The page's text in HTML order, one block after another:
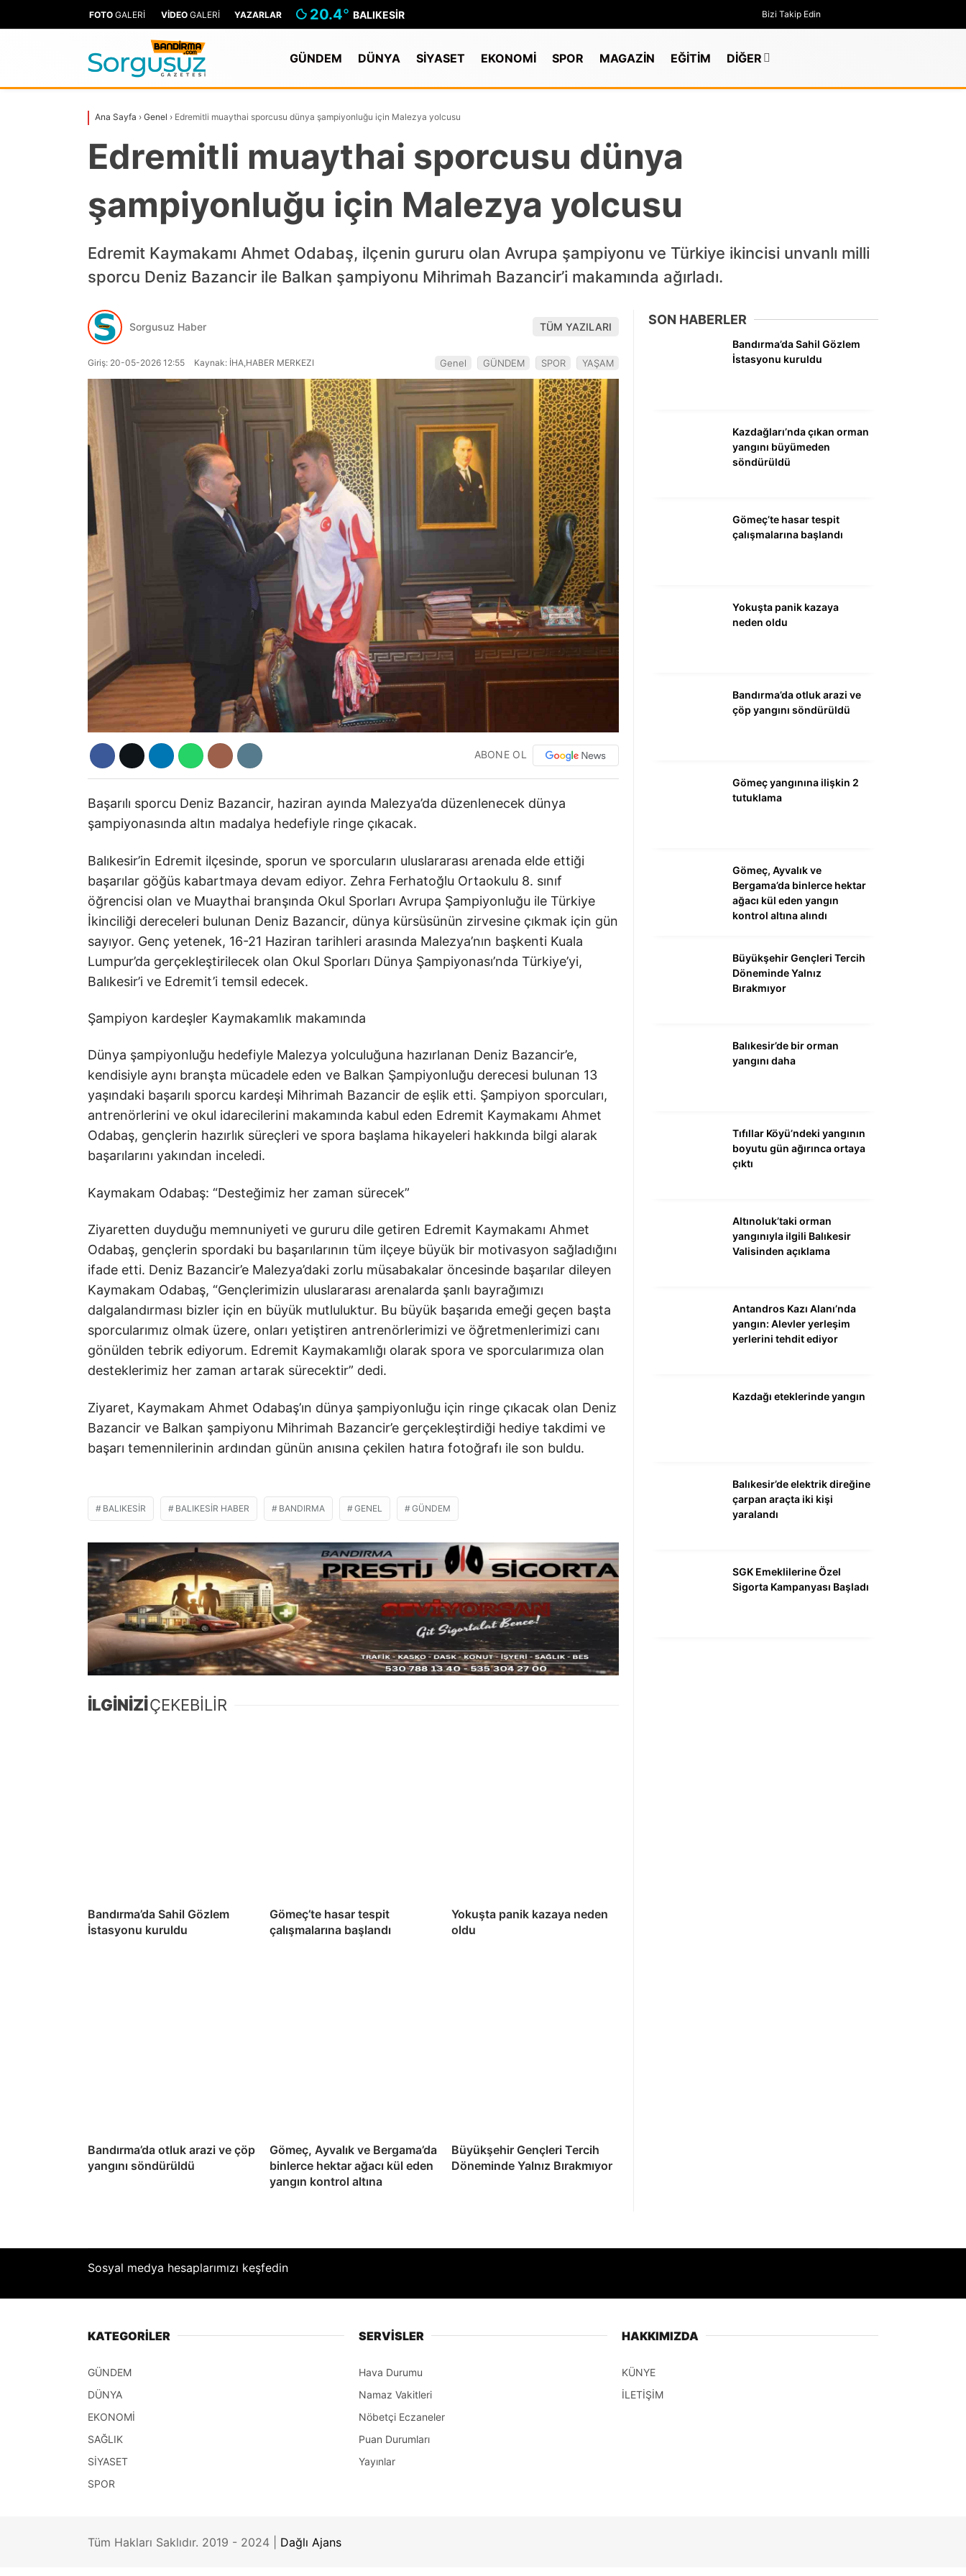
SİYASET
MAGAZİN
FOTO GALERİ VİDEO GALERİ YAZARLAR 20.4° BALIKESIR Bizi Takip Edin
GÜNDEM DÜNYA SİYASET EKONOMİ SPOR MAGAZİN EĞİTİM DİĞER
Ana Sayfa › Genel › Edremitli muaythai sporcusu dünya şampiyonluğu için Malezya yolcusu
Edremitli muaythai sporcusu dünya
şampiyonluğu için Malezya yolcusu
Edremit Kaymakamı Ahmet Odabaş, ilçenin gururu olan Avrupa şampiyonu ve Türkiye ikincisi unvanlı milli
sporcu Deniz Bazancir ile Balkan şampiyonu Mihrimah Bazancir’i makamında ağırladı.
Sorgusuz Haber TÜM YAZILARI
Giriş: 20-05-2026 12:55 Kaynak: İHA,HABER MERKEZI Genel GÜNDEM SPOR YAŞAM
ABONE OL
Başarılı sporcu Deniz Bazancir, haziran ayında Malezya’da düzenlenecek dünya
şampiyonasında altın madalya hedefiyle ringe çıkacak.
Balıkesir’in Edremit ilçesinde, sporun ve sporcuların uluslararası arenada elde ettiği
başarılar göğüs kabartmaya devam ediyor. Zehra Ferhatoğlu Ortaokulu 8. sınıf
öğrencisi olan ve Muaythai branşında Okul Sporları Avrupa Şampiyonluğu ile Türkiye
İkinciliği dereceleri bulunan Deniz Bazancir, dünya kürsüsünün zirvesine çıkmak için gün
sayıyor. Genç yetenek, 16-21 Haziran tarihleri arasında Malezya’nın başkenti Kuala
Lumpur’da gerçekleştirilecek olan Okul Sporları Dünya Şampiyonası’nda Türkiye’yi,
Balıkesir’i ve Edremit’i temsil edecek.
Şampiyon kardeşler Kaymakamlık makamında
Dünya şampiyonluğu hedefiyle Malezya yolculuğuna hazırlanan Deniz Bazancir’e,
kendisiyle aynı branşta mücadele eden ve Balkan Şampiyonluğu derecesi bulunan 13
yaşındaki başarılı sporcu kardeşi Mihrimah Bazancir de eşlik etti. Şampiyon sporcuları,
antrenörlerini ve okul idarecilerini makamında kabul eden Edremit Kaymakamı Ahmet
Odabaş, gençlerin hazırlık süreçleri ve spora başlama hikayeleri hakkında bilgi alarak
başarılarını yakından inceledi.
Kaymakam Odabaş: “Desteğimiz her zaman sürecek”
Ziyaretten duyduğu memnuniyeti ve gururu dile getiren Edremit Kaymakamı Ahmet
Odabaş, gençlerin spordaki bu başarılarının tüm ilçeye büyük bir motivasyon sağladığını
ifade etti. Deniz Bazancir’e Malezya’daki zorlu müsabakalar öncesinde başarılar dileyen
Kaymakam Odabaş, “Gençlerimizin uluslararası arenalarda şanlı bayrağımızı
dalgalandırması bizler için en büyük mutluluktur. Bu büyük başarıda emeği geçen başta
sporcularımız olmak üzere, onları yetiştiren antrenörlerimizi ve öğretmenlerimizi canı
gönülden tebrik ediyorum. Edremit Kaymakamlığı olarak spora ve sporcularımıza olan
desteklerimiz her zaman artarak sürecektir” dedi.
Ziyaret, Kaymakam Ahmet Odabaş’ın dünya şampiyonluğu için ringe çıkacak olan Deniz
Bazancir ve Balkan şampiyonu Mihrimah Bazancir’e gerçekleştirdiği hediye takdimi ve
başarı temennilerinin ardından günün anısına çekilen hatıra fotoğrafı ile son buldu.
BALIKESIR BALIKESIR HABER BANDIRMA GENEL GÜNDEM
İLGİNİZİÇEKEBİLİR
Bandırma’da Sahil Gözlem
İstasyonu kuruldu
Gömeç’te hasar tespit
çalışmalarına başlandı
Yokuşta panik kazaya neden
oldu
Bandırma’da otluk arazi ve çöp
yangını söndürüldü
Gömeç, Ayvalık ve Bergama’da
binlerce hektar ağacı kül eden
yangın kontrol altına
Büyükşehir Gençleri Tercih
Döneminde Yalnız Bırakmıyor
SON HABERLER
Bandırma’da Sahil Gözlem
İstasyonu kuruldu
Kazdağları’nda çıkan orman
yangını büyümeden
söndürüldü
Gömeç’te hasar tespit
çalışmalarına başlandı
Yokuşta panik kazaya
neden oldu
Bandırma’da otluk arazi ve
çöp yangını söndürüldü
Gömeç yangınına ilişkin 2
tutuklama
Gömeç, Ayvalık ve
Bergama’da binlerce hektar
ağacı kül eden yangın
kontrol altına alındı
Büyükşehir Gençleri Tercih
Döneminde Yalnız
Bırakmıyor
Balıkesir’de bir orman
yangını daha
Tıfıllar Köyü’ndeki yangının
boyutu gün ağırınca ortaya
çıktı
Altınoluk’taki orman
yangınıyla ilgili Balıkesir
Valisinden açıklama
Antandros Kazı Alanı’nda
yangın: Alevler yerleşim
yerlerini tehdit ediyor
Kazdağı eteklerinde yangın
Balıkesir’de elektrik direğine
çarpan araçta iki kişi
yaralandı
SGK Emeklilerine Özel
Sigorta Kampanyası Başladı
Sosyal medya hesaplarımızı keşfedin
KATEGORİLER
GÜNDEM
DÜNYA
EKONOMİ
SAĞLIK
SİYASET
SPOR
SERVİSLER
Hava Durumu
Namaz Vakitleri
Nöbetçi Eczaneler
Puan Durumları
Yayınlar
HAKKIMIZDA
KÜNYE
İLETİŞİM
Tüm Hakları Saklıdır. 2019 - 2024 | Dağlı Ajans